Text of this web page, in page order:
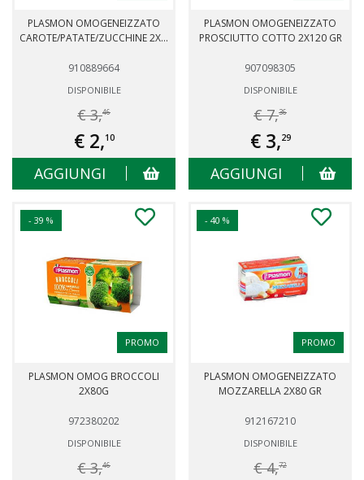
PLASMON OMOGENEIZZATO
CAROTE/PATATE/ZUCCHINE 2X...
910889664
DISPONIBILE
€ 3,46
€ 2,10
AGGIUNGI
PLASMON OMOGENEIZZATO
PROSCIUTTO COTTO 2X120 GR
907098305
DISPONIBILE
€ 7,36
€ 3,29
AGGIUNGI
- 39 %
PROMO
PLASMON OMOG BROCCOLI
2X80G
972380202
DISPONIBILE
€ 3,46
- 40 %
PROMO
PLASMON OMOGENEIZZATO
MOZZARELLA 2X80 GR
912167210
DISPONIBILE
€ 4,72